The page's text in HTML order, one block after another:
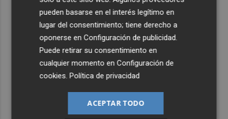
pueden basarse en el interés legítimo en
lugar del consentimiento; tiene derecho a
oponerse enConfiguración de publicidad.
Puede retirar su consentimiento en
cualquier momento enConfiguración de
cookies.Política de privacidad
ACEPTAR TODO